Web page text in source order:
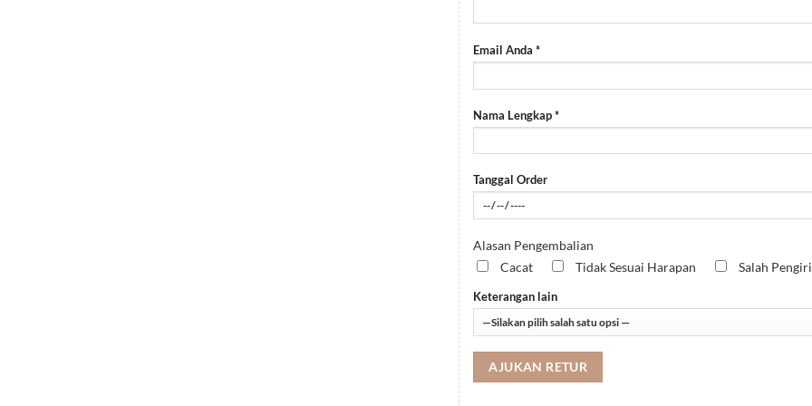
Email Anda *
Nama Lengkap *
Tanggal Order
Alasan Pengembalian
Cacat
Tidak Sesuai Harapan Salah
Keterangan lain